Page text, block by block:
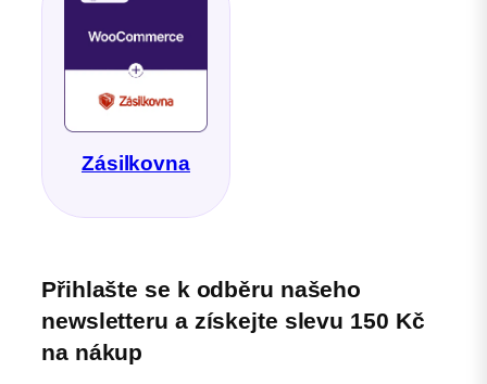
Zásilkovna
Přihlašte se k odběru našeho
newsletteru a získejte slevu 150 Kč
na nákup